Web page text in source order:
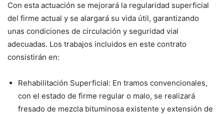
Con esta actuación se mejorará la regularidad superficial
del firme actual y se alargará su vida útil, garantizando
unas condiciones de circulación y seguridad vial
adecuadas. Los trabajos incluidos en este contrato
consistirán en:
Rehabilitación Superficial: En tramos convencionales,
con el estado de firme regular o malo, se realizará
fresado de mezcla bituminosa existente y extensión de